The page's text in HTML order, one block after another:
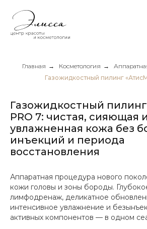
Главная → Косметология →
Газожидкостный пилинг
Газожидкостный
PRO 7: чистая, сияющая и
увлажненная кожа без
инъекций и периода
восстановления
Аппаратная процедура нового
кожи головы и зоны бороды.
лимфодренаж, деликатное
интенсивное увлажнение и
активных компонентов — в одном